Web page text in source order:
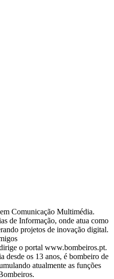
Comunicação Multimédia.
de Informação, onde atua como
projetos de inovação digital.
o portal www.bombeiros.pt.
desde os 13 anos, é bombeiro de
atualmente as funções